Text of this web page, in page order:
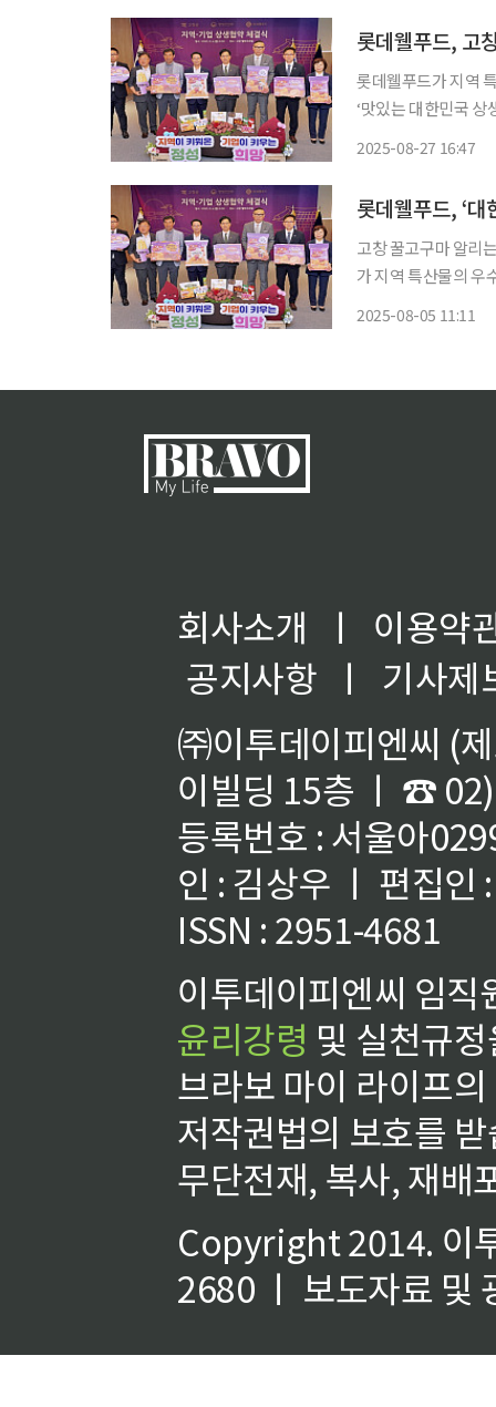
롯데웰푸드, 고
롯데웰푸드가 지역
‘맛있는 대한민국 상
2025-08-27 16:47
롯데웰푸드, ‘대
고창 꿀고구마 알리는
가 지역 특산물의 우
2025-08-05 11:11
회사소개 ㅣ
이용약
공지사항
ㅣ
기사제
㈜이투데이피엔씨 (
이빌딩 15층 ㅣ ☎
등록번호 : 서울아
인 : 김상우 ㅣ 편집인
ISSN : 2951-4681
이투데이피엔씨 임
윤리강령 및 실천규
브라보 마이 라이프
저작권법의 보호를
무단전재, 복사, 재배
Copyright 2014. 이
2680 ㅣ 보도자료